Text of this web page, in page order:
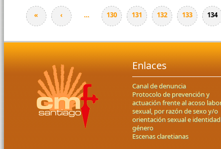
Páginas
« ‹ … 130 131 132 133 134
Enlaces
Canal de denuncia
Protocolo de prevención y
actuación frente al acoso
sexual, por razón de sexo y/o
orientación sexual e
género
Escenas claretianas